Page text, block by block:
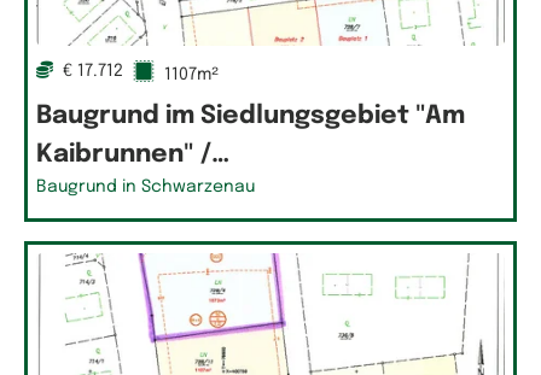
€ 17.712 1107m²
Baugrund im Siedlungsgebiet "Am
Kaibrunnen" /…
Baugrund in Schwarzenau